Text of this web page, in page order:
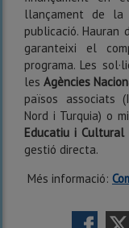
llançament de la
publicació. Hauran
garanteixi el
programa. Les
lesAgències
països associats
Nord i Turquia) o
Educatiu i Cultural
gestió directa.
Més informació: